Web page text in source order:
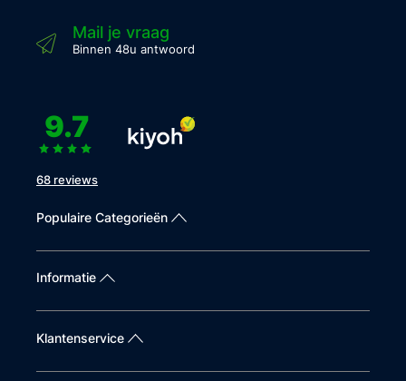
Mail je vraag
Binnen 48u antwoord
9.7
68 reviews
Populaire Categorieën
Informatie
Klantenservice